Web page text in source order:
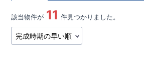
該当物件が 11 件見つかりました。